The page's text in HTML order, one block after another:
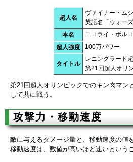
超人名
ヴァイナー・ム
英語名「ウォーズ
本名
ニコライ・ボル
超人強度
100万パワー
タイトル
レニングラード
第21回超人オリ
第21回超人オリンピックでのキン肉マン
して共に戦う。
攻撃力・移動速度
敵に与えるダメージ量と、移動速度の値
移動速度は、数値が高いほど速いという